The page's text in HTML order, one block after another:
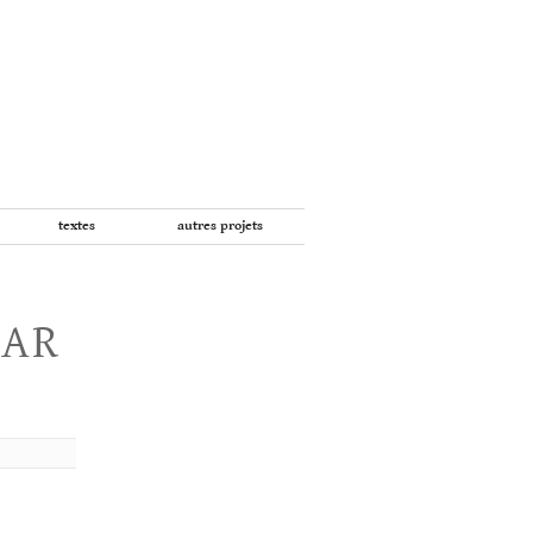
textes autres projets